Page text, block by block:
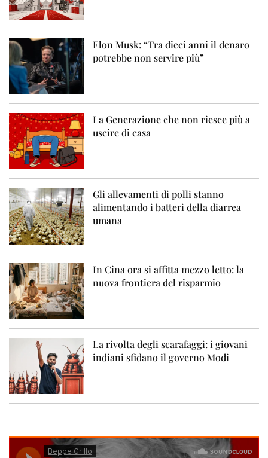
Elon Musk: “Tra dieci anni il denaro
potrebbe non servire più”
La Generazione che non riesce più a
uscire di casa
Gli allevamenti di polli stanno
alimentando i batteri della diarrea
umana
In Cina ora si affitta mezzo letto: la
nuova frontiera del risparmio
La rivolta degli scarafaggi: i giovani
indiani sfidano il governo Modi